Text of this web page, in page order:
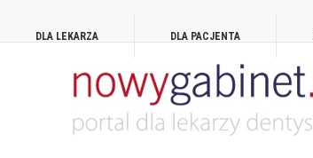
DLA LEKARZA DLA PACJENTA